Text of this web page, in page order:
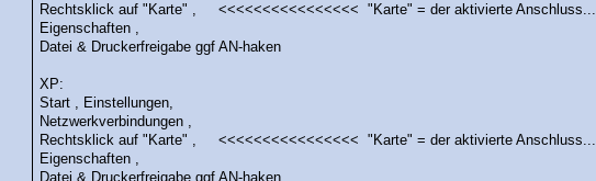
Rechtsklick auf "Karte" , <<<<<<<<<<<<<<<< "Karte" = der aktivierte Anschluss...
Eigenschaften ,
Datei & Druckerfreigabe ggf AN-haken
XP:
Start , Einstellungen,
Netzwerkverbindungen ,
Rechtsklick auf "Karte" , <<<<<<<<<<<<<<<< "Karte" = der aktivierte Anschluss...
Eigenschaften ,
Datei & Druckerfreigabe ggf AN-haken